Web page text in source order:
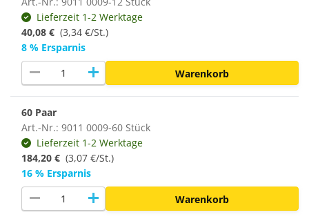
Lieferzeit 1-2 Werktage
40,08 € (3,34 €/St.)
8 % Ersparnis
remove add Warenkorb
60 Paar
Art.-Nr.: 9011 0009-60 Stück
Lieferzeit 1-2 Werktage
184,20 € (3,07 €/St.)
16 % Ersparnis
remove add Warenkorb